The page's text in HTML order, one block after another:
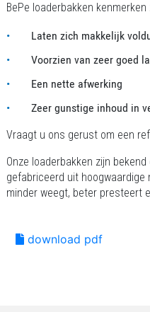
BePe loaderbakken
Laten zich makkelijk
Voorzien van zeer goed
Een nette afwerking
Zeer gunstige inhoud in
Vraagt u ons gerust om een
Onze loaderbakken zijn
gefabriceerd uit
minder weegt, beter presteert
download pdf